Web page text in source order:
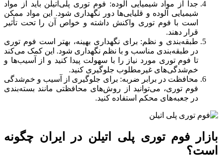
جدا از مواد شیمیایی آلوده: فوم توری پلی‌اتیلن باید از مواد
شیمیایی آلوده و قلیایی‌ها دور نگهداری شود. این مواد ممکن
است با فوم توری واکنش داشته و خواص آن را تحت تأثیر
قرار دهند.
طبقه‌بندی و نظم: برای نگهداری بهینه، بهتر است فوم توری
در طبقه‌بندی مناسب و با نظم نگهداری شود. این کمک می‌کند
تا فوم توری مورد نیاز را با سهولت پیدا کنید و از آسیب‌ها و
خم‌شدگی‌های غیرمطلوب جلوگیری کنید.
محافظت در برابر ضربه: برای جلوگیری از آسیب و خم‌شدگی
فوم توری، می‌توانید از روش‌های محافظتی مانند بسته‌بندی
در جعبه‌های محکم استفاده کنید.
بازار فوم توری پلی اتیلن در ایران چگونه
است؟